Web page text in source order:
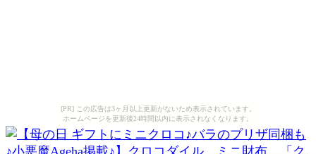
[PR] この広告は3ヶ月以上更新がないため表示されています。
ホームページを更新後24時間以内に表示されなくなります。